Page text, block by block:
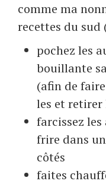
comme ma
recettes du sud
pochez les
bouillante
(afin de
les et
farcissez
frire dans
côtés
faites